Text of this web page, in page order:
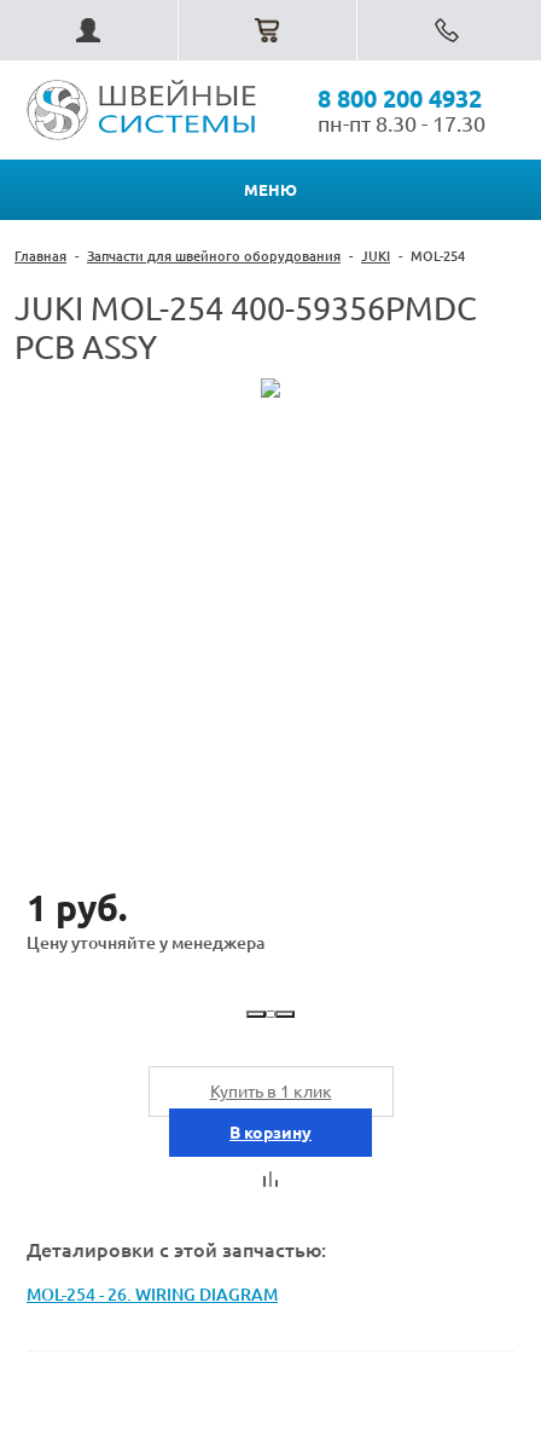
8 800 200 4932
пн-пт 8.30 - 17.30
МЕНЮ
Главная - Запчасти для швейного оборудования - JUKI - MOL-254
JUKI MOL-254 400-59356PMDC
PCB ASSY
1 руб.
Цену уточняйте у менеджера
Купить в 1 клик
В корзину
Деталировки с этой запчастью:
MOL-254 - 26. WIRING DIAGRAM